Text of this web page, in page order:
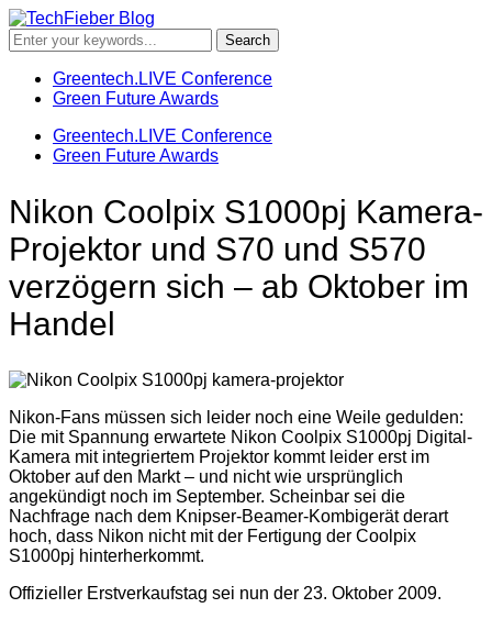
Greentech.LIVE Conference
Green Future Awards
Greentech.LIVE Conference
Green Future Awards
Nikon Coolpix S1000pj Kamera-
Projektor und S70 und S570
verzögern sich – ab Oktober im
Handel
Nikon-Fans müssen sich leider noch eine Weile gedulden:
Die mit Spannung erwartete Nikon Coolpix S1000pj Digital-
Kamera mit integriertem Projektor kommt leider erst im
Oktober auf den Markt – und nicht wie ursprünglich
angekündigt noch im September. Scheinbar sei die
Nachfrage nach dem Knipser-Beamer-Kombigerät derart
hoch, dass Nikon nicht mit der Fertigung der Coolpix
S1000pj hinterherkommt.
Offizieller Erstverkaufstag sei nun der 23. Oktober 2009.